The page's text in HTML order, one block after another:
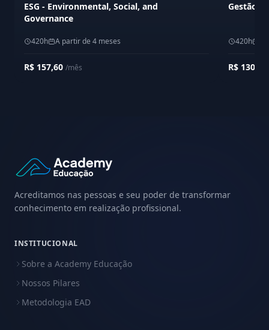
ESG - Environmental, Social, and
Governance
420h A partir de 4 meses
R$ 157,60 /mês
Gestão
420h
R$ 130,00
Acreditamos nas pessoas e seu poder de transformar
conhecimento em realização profissional.
INSTITUCIONAL
Sobre a Academy Educação
Nossos Pilares
Metodologia EAD